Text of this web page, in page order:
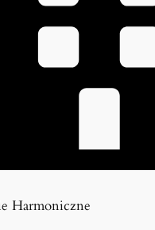
Harmoniczne